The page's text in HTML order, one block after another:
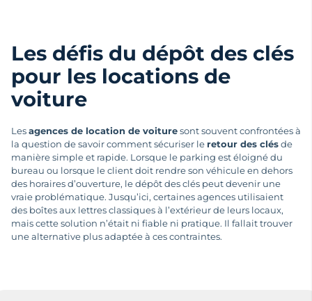
Les défis du dépôt des clés
pour les locations de
voiture
Lesagences de location de voituresont souvent confrontées à
la question de savoir comment sécuriser le retour des clésde
manière simple et rapide. Lorsque le parking est éloigné du
bureau ou lorsque le client doit rendre son véhicule en dehors
des horaires d’ouverture, le dépôt des clés peut devenir une
vraie problématique. Jusqu’ici, certaines agences utilisaient
des boîtes aux lettres classiques à l’extérieur de leurs locaux,
mais cette solution n’était ni fiable ni pratique. Il fallait trouver
une alternative plus adaptée à ces contraintes.